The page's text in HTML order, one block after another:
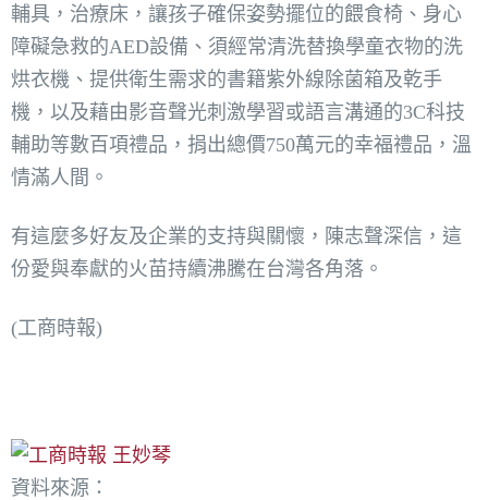
輔具，治療床，讓孩子確保姿勢擺位的餵食椅、身心
障礙急救的AED設備、須經常清洗替換學童衣物的洗
烘衣機、提供衛生需求的書籍紫外線除菌箱及乾手
機，以及藉由影音聲光刺激學習或語言溝通的3C科技
輔助等數百項禮品，捐出總價750萬元的幸福禮品，溫
情滿人間。
有這麼多好友及企業的支持與關懷，陳志聲深信，這
份愛與奉獻的火苗持續沸騰在台灣各角落。
(工商時報)
資料來源：